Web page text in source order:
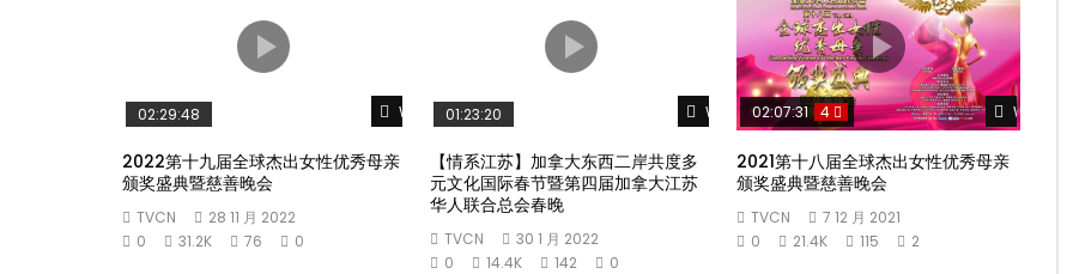
Watch Later
02:29:48
2022第十九届全球杰出女性优秀母亲
颁奖盛典暨慈善晚会
TVCN
28 11 月 2022
0
31.2K 76 0
Watch Later
01:23:20
【情系江苏】加拿大东西二岸共度多
元文化国际春节暨第四届加拿大江苏
华人联合总会春晚
TVCN
30 1 月 2022
0
14.4K 142 0
Watch
02:07:31 4
2021第十八届全球杰出女性优秀母亲
颁奖盛典暨慈善晚会
TVCN
7 12 月 2021
0
21.4K 115 2